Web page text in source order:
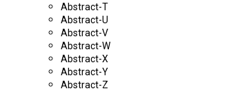
Abstract-T
Abstract-U
Abstract-V
Abstract-W
Abstract-X
Abstract-Y
Abstract-Z